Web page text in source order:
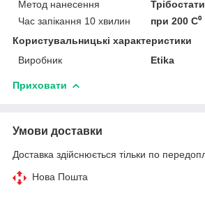
Метод нанесення
Час запікання 10 хвилин
при 200 C⁰
Користувальницькі характеристики
Виробник
Etika
Приховати
Умови доставки
Доставка здійснюється тільки по
Нова Пошта